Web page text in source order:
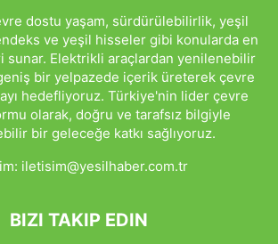
dostu yaşam, sürdürülebilirlik, yeşil
ve yeşil hisseler gibi konularda en
sunar. Elektrikli araçlardan yenilenebilir
bir yelpazede içerik üreterek çevre
hedefliyoruz. Türkiye'nin lider çevre
olarak, doğru ve tarafsız bilgiyle
bir geleceğe katkı sağlıyoruz.
iletisim@yesilhaber.com.tr
BIZI TAKIP EDIN